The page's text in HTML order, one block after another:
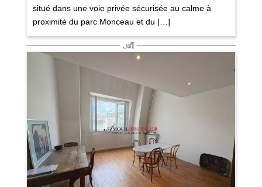
situé dans une voie privée sécurisée au calme à
proximité du parc Monceau et du […]